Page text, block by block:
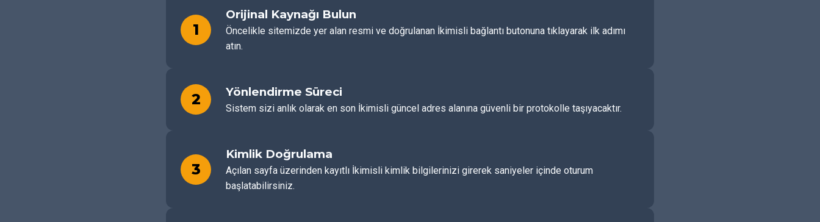
1
Orijinal Kaynağı Bulun
Öncelikle sitemizde yer alan resmi ve doğrulanan İkimisli bağlantı butonuna tıklayarak ilk adımı
atın.
2 Yönlendirme Süreci
Sistem sizi anlık olarak en son İkimisli güncel adres alanına güvenli bir protokolle taşıyacaktır.
3
Kimlik Doğrulama
Açılan sayfa üzerinden kayıtlı İkimisli kimlik bilgilerinizi girerek saniyeler içinde oturum
başlatabilirsiniz.